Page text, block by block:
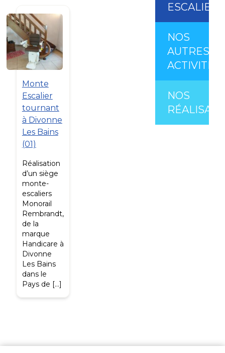
Monte
Escalier
tournant
à Divonne
Les Bains
(01)
Réalisation
d’un siège
monte-
escaliers
Monorail
Rembrandt,
de la
marque
Handicare à
Divonne
Les Bains
dans le
Pays de […]
ESCALIER
NOS
AUTRES
ACTIVITÉS
NOS